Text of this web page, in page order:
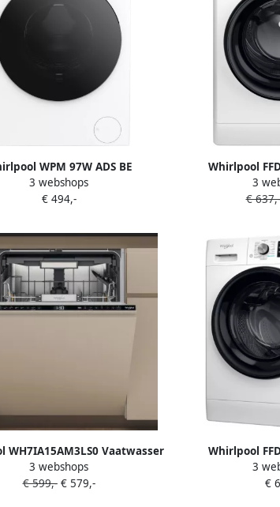
WPM 97W ADS BE
Voorbelading 9 kg 1351
RPM Wit
3 webshops
€ 494,-
Whirlpool
wasmachine3
€ 637,-
WH7IA15AM3LS0 Vaatwasser
ingebouwd 15 couverts A
3 webshops
€ 599,-€ 579,-
Whirlpool
Wasmachine3
€